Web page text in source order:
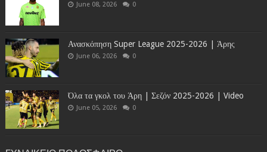
June 08, 2026 0
Ανασκόπηση Super League 2025-2026 | Άρης
June 06, 2026 0
Όλα τα γκολ του Άρη | Σεζόν 2025-2026 | Video
June 05, 2026 0